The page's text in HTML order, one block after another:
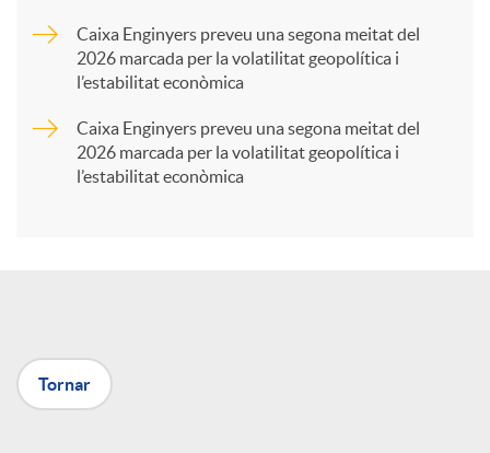
X
Caixa Enginyers preveu una segona meitat del
2026 marcada per la volatilitat geopolítica i
l’estabilitat econòmica
Caixa Enginyers preveu una segona meitat del
2026 marcada per la volatilitat geopolítica i
l’estabilitat econòmica
Tornar